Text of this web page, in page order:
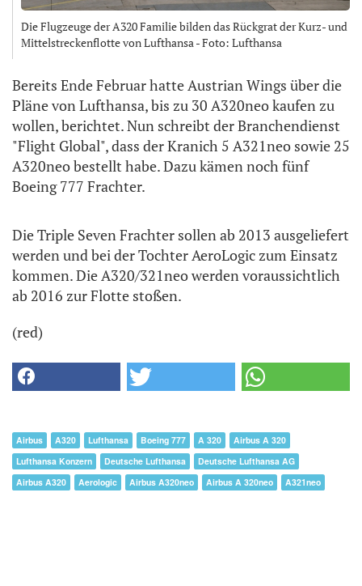
Die Flugzeuge der A320 Familie bilden das Rückgrat der Kurz- und
Mittelstreckenflotte von Lufthansa - Foto: Lufthansa
Bereits Ende Februar hatte Austrian Wings über die
Pläne von Lufthansa, bis zu 30 A320neo kaufen zu
wollen, berichtet. Nun schreibt der Branchendienst
"Flight Global", dass der Kranich 5 A321neo sowie 25
A320neo bestellt habe. Dazu kämen noch fünf
Boeing 777 Frachter.
Die Triple Seven Frachter sollen ab 2013 ausgeliefert
werden und bei der Tochter AeroLogic zum Einsatz
kommen. Die A320/321neo werden voraussichtlich
ab 2016 zur Flotte stoßen.
(red)
Airbus A320 Lufthansa Boeing 777 A 320
Airbus A 320
Lufthansa Konzern
Deutsche Lufthansa
Deutsche Lufthansa AG
Airbus A320
Aerologic Airbus A320neo Airbus A 320neo A321neo